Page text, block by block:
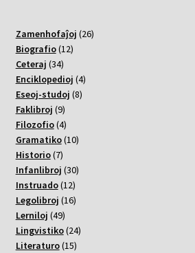
Zamenhofaĵoj 2626
Biografio 1212
Ceteraj 3434
varoj
Enciklopedioj 44
Eseoj-studoj 88
Faklibroj 99
varoj
Filozofio 44
varoj
Gramatiko 1010
Historio 77
varoj
Infanlibroj 3030
Instruado 1212
varoj
Legolibroj 1616
Lerniloj 4949
varoj
Lingvistiko 2424
Literaturo 1515